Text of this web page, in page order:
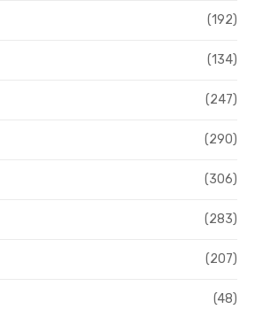
(192)
(134)
(247)
(290)
(306)
(283)
(207)
(48)